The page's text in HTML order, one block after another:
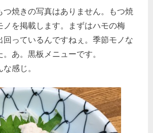
つ焼きの写真はありません。もつ焼
ノを掲載します。まずはハモの梅
回っているんですねぇ。季節モノな
あ。黒板メニューです。
感じ。